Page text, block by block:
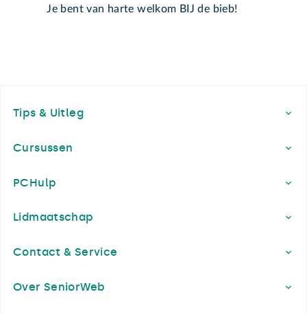
Je bent van harte welkom BIJ de bieb!
Tips & Uitleg
Cursussen
PCHulp
Lidmaatschap
Contact & Service
Over SeniorWeb